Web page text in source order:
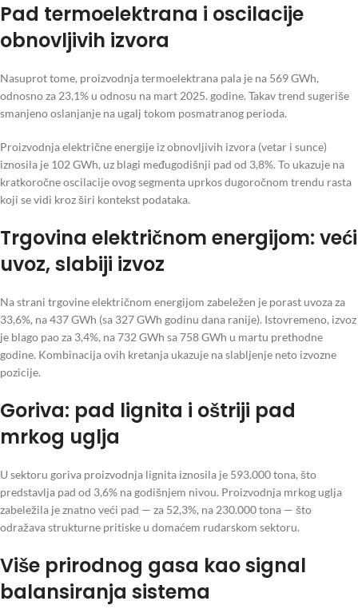
Pad termoelektrana i oscilacije
obnovljivih izvora
Nasuprot tome, proizvodnja termoelektrana pala je na 569 GWh,
odnosno za 23,1% u odnosu na mart 2025. godine. Takav trend sugeriše
smanjeno oslanjanje na ugalj tokom posmatranog perioda.
Proizvodnja električne energije iz obnovljivih izvora (vetar i sunce)
iznosila je 102 GWh, uz blagi međugodišnji pad od 3,8%. To ukazuje na
kratkoročne oscilacije ovog segmenta uprkos dugoročnom trendu rasta
koji se vidi kroz širi kontekst podataka.
Trgovina električnom energijom: veći
uvoz, slabiji izvoz
Na strani trgovine električnom energijom zabeležen je porast uvoza za
33,6%, na 437 GWh (sa 327 GWh godinu dana ranije). Istovremeno, izvoz
je blago pao za 3,4%, na 732 GWh sa 758 GWh u martu prethodne
godine. Kombinacija ovih kretanja ukazuje na slabljenje neto izvozne
pozicije.
Goriva: pad lignita i oštriji pad
mrkog uglja
U sektoru goriva proizvodnja lignita iznosila je 593.000 tona, što
predstavlja pad od 3,6% na godišnjem nivou. Proizvodnja mrkog uglja
zabeležila je znatno veći pad — za 52,3%, na 230.000 tona — što
odražava strukturne pritiske u domaćem rudarskom sektoru.
Više prirodnog gasa kao signal
balansiranja sistema